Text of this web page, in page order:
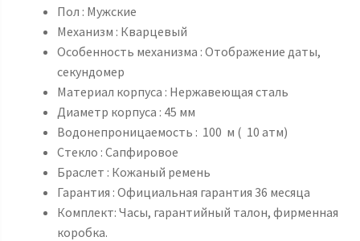
Пол : Мужские
Механизм : Кварцевый
Особенность механизма : Отображение даты,
секундомер
Материал корпуса : Нержавеющая сталь
Диаметр корпуса : 45 мм
Водонепроницаемость : 100 м ( 10 атм)
Стекло : Сапфировое
Браслет : Кожаный ремень
Гарантия : Официальная гарантия 36 месяца
Комплект: Часы, гарантийный талон, фирменная
коробка.